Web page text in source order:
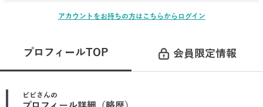
アカウントをお持ちの方はこちらからログイン
プロフィールTOP 会員限定情報
ビビさんの